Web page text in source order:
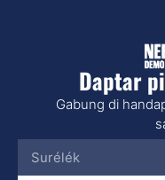
Daptar
Gabung di